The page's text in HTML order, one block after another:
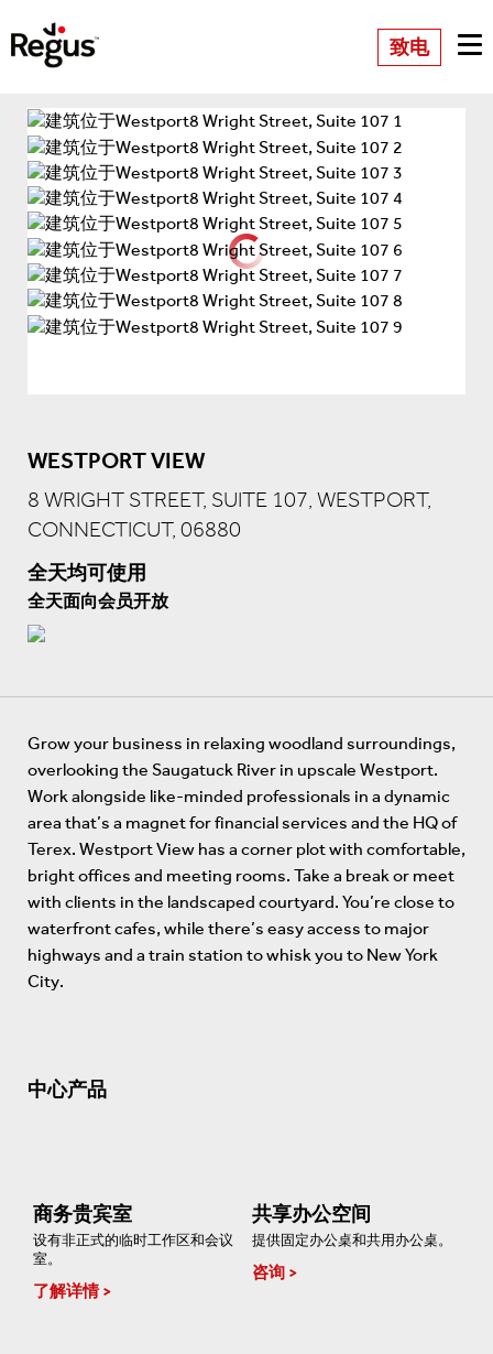
致电
WESTPORT VIEW
8 WRIGHT STREET, SUITE 107, WESTPORT,
CONNECTICUT, 06880
全天均可使用
全天面向会员开放
Grow your business in relaxing woodland surroundings,
overlooking the Saugatuck River in upscale Westport.
Work alongside like-minded professionals in a dynamic
area that’s a magnet for financial services and the HQ of
Terex. Westport View has a corner plot with comfortable,
bright offices and meeting rooms. Take a break or meet
with clients in the landscaped courtyard. You’re close to
waterfront cafes, while there’s easy access to major
highways and a train station to whisk you to New York
City.
中心产品
商务贵宾室
设有非正式的临时工作区和会议
室。
了解详情
共享办公空间
提供固定办公桌和共用办公桌。
咨询